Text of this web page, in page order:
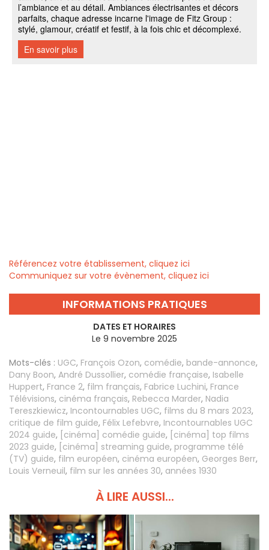
Référencez votre établissement, cliquez ici
Communiquez sur votre évènement, cliquez ici
INFORMATIONS PRATIQUES
DATES ET HORAIRES
Le 9 novembre 2025
Mots-clés : UGC, François Ozon, comédie, bande-annonce,
Dany Boon, André Dussollier, comédie française, Isabelle
Huppert, France 2, film français, Fabrice Luchini, France
Télévisions, cinéma français, Rebecca Marder, Nadia
Tereszkiewicz, Incontournables UGC, films du 8 mars 2023,
critique de film guide, Félix Lefebvre, Incontournables UGC
2024 guide, [cinéma] comédie guide, [cinéma] top films
2023 guide, [cinéma] streaming guide, programme télé
(TV) guide, film européen, cinéma européen, Georges Berr,
Louis Verneuil, film sur les années 30, années 1930
À LIRE AUSSI...